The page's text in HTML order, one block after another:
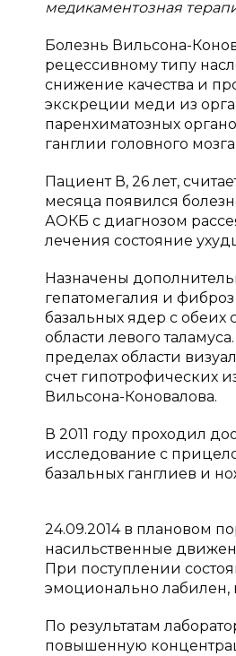
медикаментозная
Болезнь Вильсона-
рецессивному типу
снижение качества и
экскреции меди из
паренхиматозных
ганглии головного
Пациент В, 26 лет,
месяца появился
АОКБ с диагнозом
лечения состояние
Назначены
гепатомегалия и
базальных ядер с обеих
области левого
пределах области
счет гипотрофических
Вильсона-Коновалова.
В 2011 году проходил
исследование с
базальных ганглиев и
24.09.2014 в плановом
насильственные
При поступлении
эмоционально лабилен,
По результатам
повышенную